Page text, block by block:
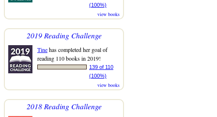
(100%)
view books
2019 Reading Challenge
Tinehas completed her goal of
reading 110 books in 2019!
139 of 110
(100%)
view books
2018 Reading Challenge